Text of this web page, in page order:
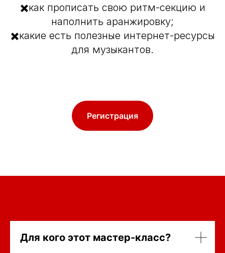
✖️как прописать свою ритм-секцию и
наполнить аранжировку;
✖️какие есть полезные интернет-ресурсы
для музыкантов.
Регистрация
Для кого этот мастер-класс?